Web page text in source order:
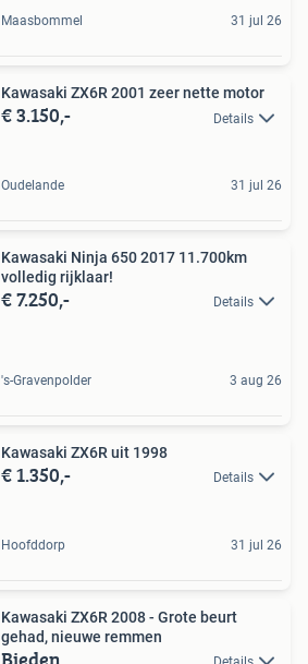
Maasbommel 31 jul 26
Kawasaki ZX6R 2001 zeer nette motor
€ 3.150,- Details
Oudelande 31 jul 26
Kawasaki Ninja 650 2017 11.700km
volledig rijklaar!
€ 7.250,- Details
's-Gravenpolder 3 aug 26
Kawasaki ZX6R uit 1998
€ 1.350,- Details
Hoofddorp 31 jul 26
Kawasaki ZX6R 2008 - Grote beurt
gehad, nieuwe remmen